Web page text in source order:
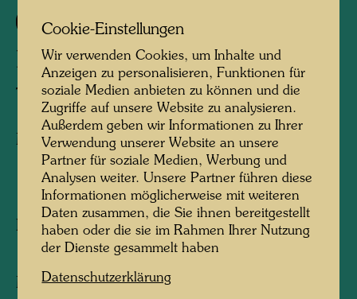
996
LES EMANATIONS
The Emanations
Mixed media
1999
Painted in Kaurinui, autumn 1999
1120 mm x 1400 mm
Mixed media: Aquarell, Eitempera und Öl auf
Cookie-Einstellungen
Wir verwenden Cookies, um Inhalte und
Anzeigen zu personalisieren, Funktionen für
soziale Medien anbieten zu können und die
Zugriffe auf unsere Website zu analysieren.
Außerdem geben wir Informationen zu Ihrer
Verwendung unserer Website an unsere
Partner für soziale Medien, Werbung und
Analysen weiter. Unsere Partner führen diese
Informationen möglicherweise mit weiteren
Daten zusammen, die Sie ihnen bereitgestellt
haben oder die sie im Rahmen Ihrer Nutzung
der Dienste gesammelt haben
Datenschutzerklärung